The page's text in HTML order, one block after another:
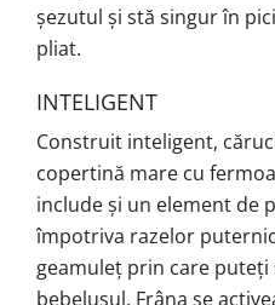
șezutul și stă singur în
pliat.
INTELIGENT
Construit inteligent,
copertină mare cu
include și un element de
împotriva razelor
geamuleț prin care puteți
bebelușul. Frâna se